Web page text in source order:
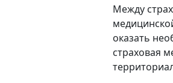
Между
оказать
страховая